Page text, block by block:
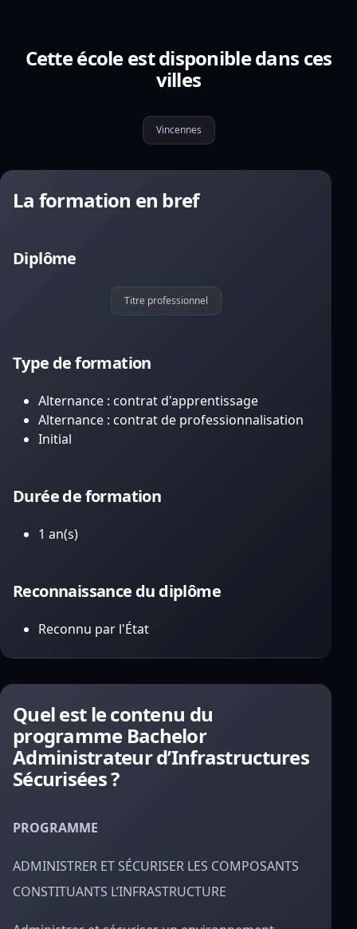
Cette école est disponible dans ces
villes
Vincennes
La formation en bref
Diplôme
Titre professionnel
Type de formation
Alternance : contrat d'apprentissage
Alternance : contrat de professionnalisation
Initial
Durée de formation
1 an(s)
Reconnaissance du diplôme
Reconnu par l'État
Quel est le contenu du
programme Bachelor
Administrateur d’Infrastructures
Sécurisées ?
PROGRAMME
ADMINISTRER ET SÉCURISER LES COMPOSANTS
CONSTITUANTS L’INFRASTRUCTURE